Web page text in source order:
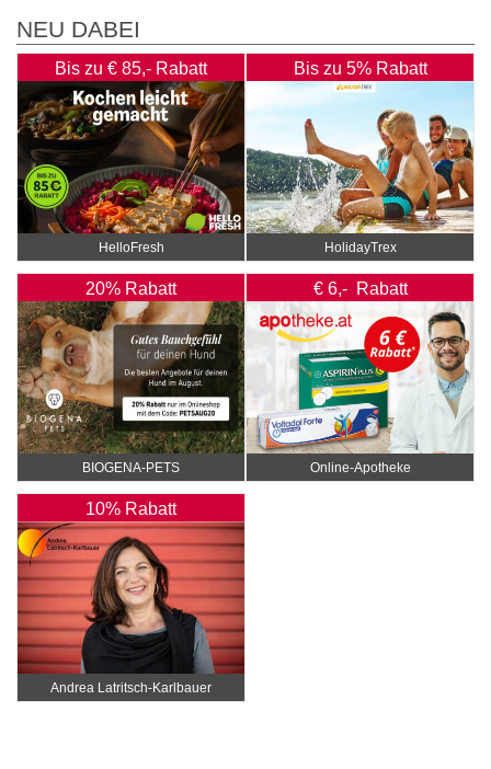
NEU DABEI
Bis zu € 85,- Rabatt
HelloFresh
Bis zu 5% Rabatt
HolidayTrex
20% Rabatt
BIOGENA-PETS
€ 6,- Rabatt
Online‑Apotheke
10% Rabatt
Andrea Latritsch-Karlbauer